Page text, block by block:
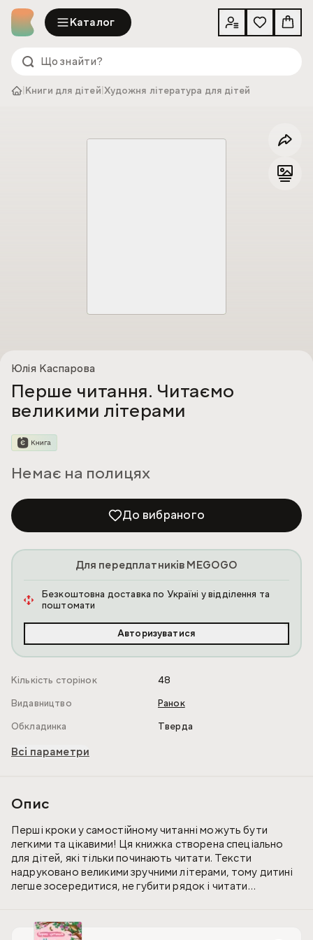
Каталог
Книги для дітей Художня література для дітей
Юлія Каспарова
Перше читання. Читаємо
великими літерами
Немає на полицях
До вибраного
Для передплатників MEGOGO
Безкоштовна доставка по Україні у відділення та
поштомати
Авторизуватися
Кількість сторінок
48
Видавництво
Ранок
Обкладинка
Тверда
Всі параметри
Опис
Перші кроки у самостійному читанні можуть бути
легкими та цікавими! Ця книжка створена спеціально
для дітей, які тільки починають читати. Тексти
надруковано великими зручними літерами, тому дитині
легше зосередитися, не губити рядок і читати
втомлюючись.